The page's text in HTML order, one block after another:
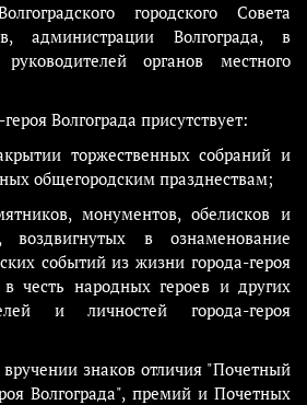
городского Совета
администрации Волгограда, в
органов местного
Волгограда присутствует:
торжественных собраний и
общегородским празднествам;
монументов, обелисков и
воздвигнутых в ознаменование
событий из жизни города-героя
честь народных героев и других
и личностей города-героя
знаков отличия "Почетный
Волгограда", премий и Почетных